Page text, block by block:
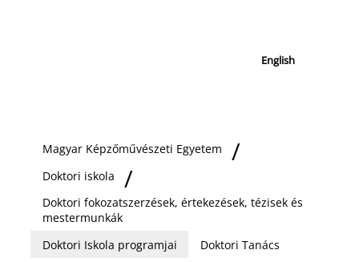
English
Magyar Képzőművészeti Egyetem
Doktori iskola
Doktori fokozatszerzések, értekezések, tézisek és
mestermunkák
Doktori Iskola programjai
Doktori Tanács